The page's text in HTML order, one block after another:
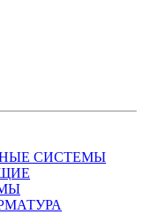
СИСТЕМЫ